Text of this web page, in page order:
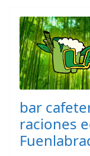
bar
raciones